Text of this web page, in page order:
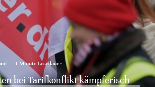
· 1 Minute Lesedauer
bei Tarifkonflikt kämpferisch